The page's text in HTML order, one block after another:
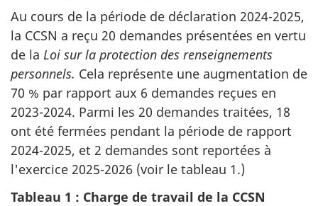
Au cours de la période de déclaration 2024-2025,
la CCSN a reçu 20 demandes présentées en vertu
de la Loi sur la protection des renseignements
personnels. Cela représente une augmentation de
70 % par rapport aux 6 demandes reçues en
2023-2024. Parmi les 20 demandes traitées, 18
ont été fermées pendant la période de rapport
2024-2025, et 2 demandes sont reportées à
l'exercice 2025-2026 (voir le tableau 1.)
Tableau 1 : Charge de travail de la CCSN